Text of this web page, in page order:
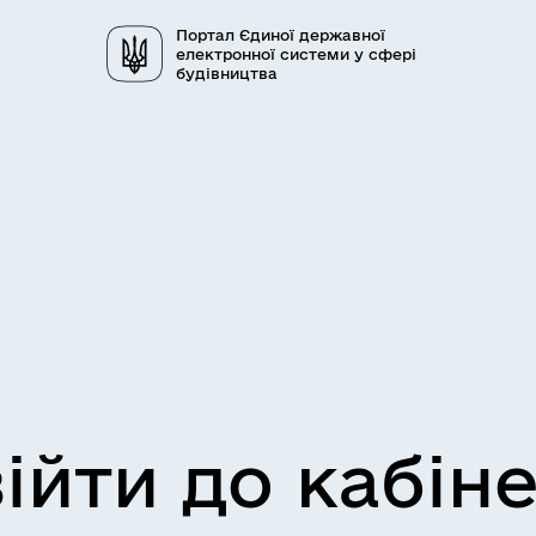
Портал Єдиної державної
електронної системи у сфері
будівництва
до